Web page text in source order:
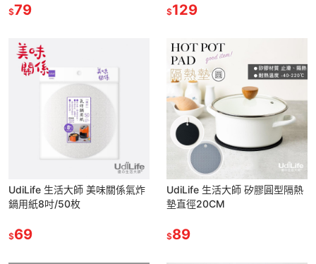
$79 $129
UdiLife 生活大師 美味關係氣炸
鍋用紙8吋/50枚
$69
UdiLife 生活大師 矽膠圓型隔熱
墊直徑20CM
$89